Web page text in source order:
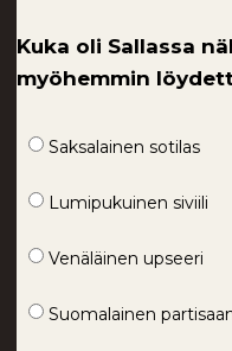
Kuka oli Sallassa
myöhemmin
Saksalainen sotilas
Lumipukuinen siviili
Venäläinen upseeri
Suomalainen